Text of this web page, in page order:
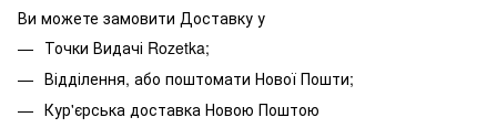
Ви можете замовити Доставку у
Точки Видачі Rozetka;
Відділення, або поштомати Нової Пошти;
Кур'єрська доставка Новою Поштою